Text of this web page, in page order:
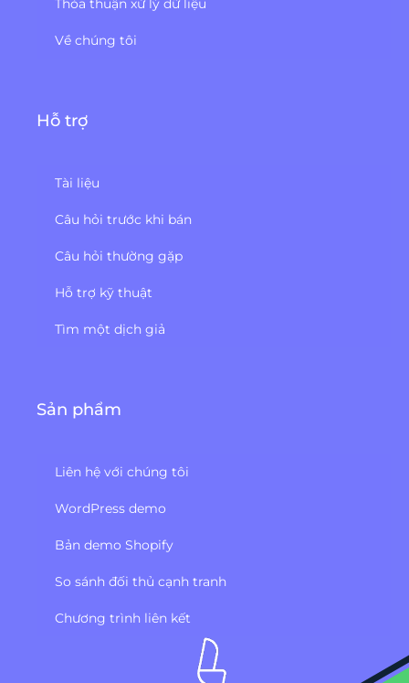
Thỏa thuận xử lý dữ liệu
Về chúng tôi
Hỗ trợ
Tài liệu
Câu hỏi trước khi bán
Câu hỏi thường gặp
Hỗ trợ kỹ thuật
Tìm một dịch giả
Sản phẩm
Liên hệ với chúng tôi
WordPress demo
Bản demo Shopify
So sánh đối thủ cạnh tranh
Chương trình liên kết